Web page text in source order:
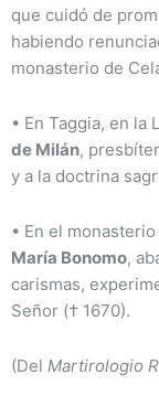
que cuidó de
habiendo
monasterio de
• En Taggia, en la
de Milán,
y a la doctrina
• En el
María Bonomo,
carismas,
Señor († 1670).
(Del Martirologio